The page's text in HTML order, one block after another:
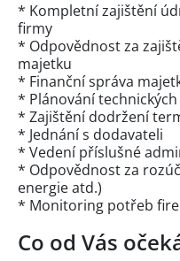
* Kompletní zajištění
firmy
* Odpovědnost za
majetku
* Finanční správa
* Plánování
* Zajištění dodržení
* Jednání s dodavateli
* Vedení příslušné
* Odpovědnost za
energie atd.)
* Monitoring potřeb
Co od Vás